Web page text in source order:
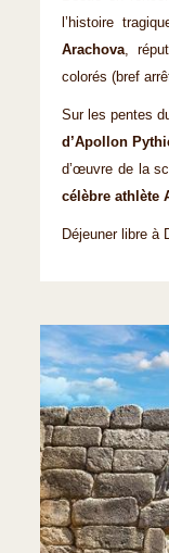
l’histoire
Arachova,
colorés (bref
Sur les pentes
d’Apollon
d’œuvre de la
célèbre athlète
Déjeuner libre à